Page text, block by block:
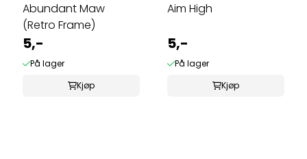
Abundant Maw
(Retro Frame)
5,-
På lager
Kjøp
Aim High
5,-
På lager
Kjøp